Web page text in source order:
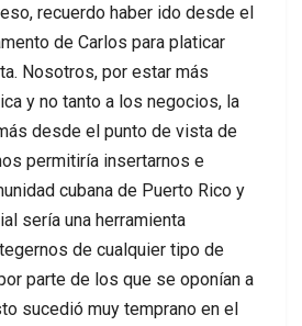
recuerdo haber ido desde el
de Carlos para platicar
Nosotros, por estar más
y no tanto a los negocios, la
desde el punto de vista de
permitiría insertarnos e
cubana de Puerto Rico y
sería una herramienta
de cualquier tipo de
parte de los que se oponían a
sucedió muy temprano en el